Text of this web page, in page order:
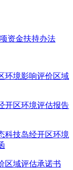
资金扶持办法
环境影响评价区域
开区环境评估报告
科技岛经开区环境
区域评估承诺书